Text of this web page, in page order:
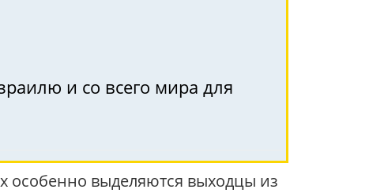
и со всего мира для
выделяются выходцы из